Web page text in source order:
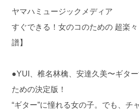
ヤマハミュージックメディア
すぐできる！女のコのための 超楽
譜】
●YUI、椎名林檎、安達久美〜ギタ
ための決定版！
“ギター”に憧れる女の子。でも、チ